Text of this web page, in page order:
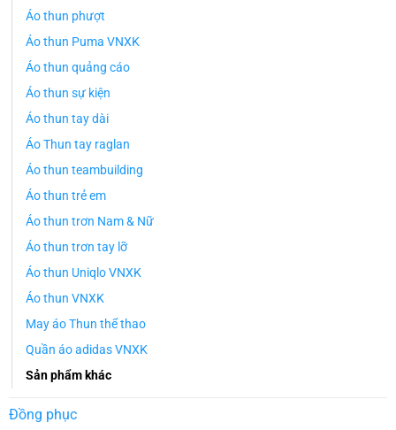
Áo thun phượt
Áo thun Puma VNXK
Áo thun quảng cáo
Áo thun sự kiện
Áo thun tay dài
Áo Thun tay raglan
Áo thun teambuilding
Áo thun trẻ em
Áo thun trơn Nam & Nữ
Áo thun trơn tay lỡ
Áo thun Uniqlo VNXK
Áo thun VNXK
May áo Thun thể thao
Quần áo adidas VNXK
Sản phẩm khác
Đồng phục